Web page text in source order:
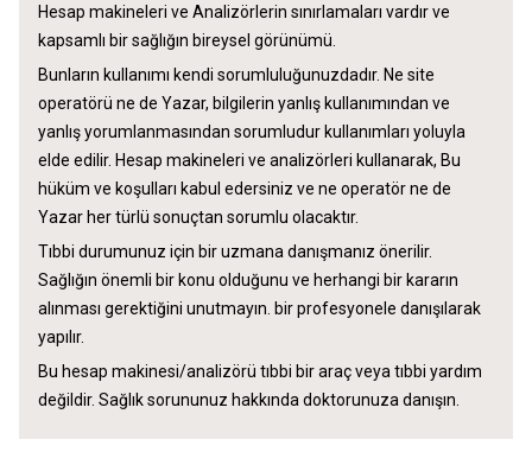
Hesap makineleri ve Analizörlerin sınırlamaları vardır ve
kapsamlı bir sağlığın bireysel görünümü.
Bunların kullanımı kendi sorumluluğunuzdadır. Ne site
operatörü ne de Yazar, bilgilerin yanlış kullanımından ve
yanlış yorumlanmasından sorumludur kullanımları yoluyla
elde edilir. Hesap makineleri ve analizörleri kullanarak, Bu
hüküm ve koşulları kabul edersiniz ve ne operatör ne de
Yazar her türlü sonuçtan sorumlu olacaktır.
Tıbbi durumunuz için bir uzmana danışmanız önerilir.
Sağlığın önemli bir konu olduğunu ve herhangi bir kararın
alınması gerektiğini unutmayın. bir profesyonele danışılarak
yapılır.
Bu hesap makinesi/analizörü tıbbi bir araç veya tıbbi yardım
değildir. Sağlık sorununuz hakkında doktorunuza danışın.